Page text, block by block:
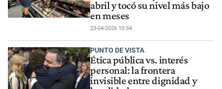
abril y tocó su nivel más bajo
en meses
23-04-2026 10:54
PUNTO DE VISTA
Ética pública vs. interés
personal: la frontera
invisible entre dignidad y